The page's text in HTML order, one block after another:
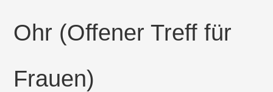
Ohr (Offener Treff für
Frauen)